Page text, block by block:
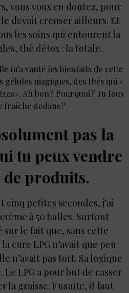
vous vous en doutez, pour
devait creuser ailleurs. Et
les soins qui entourent la
thé détox : la totale.
m’a vanté les bienfaits de cette
gélules magiques, des thés qui «
». Ah bon ? Pourquoi ? Tu fous
fraîche dedans ?
pas la
tu peux vendre
de produits.
petites secondes, j’ai
à 50 balles. Surtout
sur le fait que, sans cette
cure LPG n’avait que peu
n’avait pas tort. Sa logique
LPG a pour but de casser
la graisse. Ensuite, il faut